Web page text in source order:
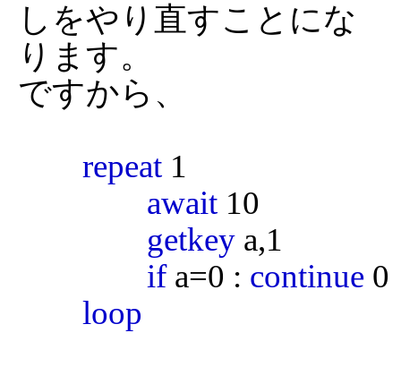
しをやり直すことにな
ります。
ですから、
repeat 1
await 10
getkey a,1
if a=0 : continue 0
loop